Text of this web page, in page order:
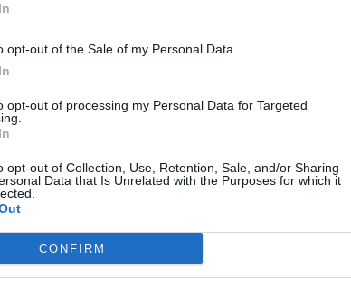
opt-out of the Sale of my Personal Data.
opt-out of processing my Personal Data for Targeted
opt-out of Collection, Use, Retention, Sale, and/or Sharing
Data that Is Unrelated with the Purposes for which it
CONFIRM